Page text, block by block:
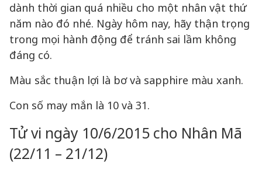
dành thời gian quá nhiều cho một nhân vật thứ
năm nào đó nhé. Ngày hôm nay, hãy thận trọng
trong mọi hành động để tránh sai lầm không
đáng có.
Màu sắc thuận lợi là bơ và sapphire màu xanh.
Con số may mắn là 10 và 31.
Tử vi ngày 10/6/2015 cho Nhân Mã
(22/11 – 21/12)